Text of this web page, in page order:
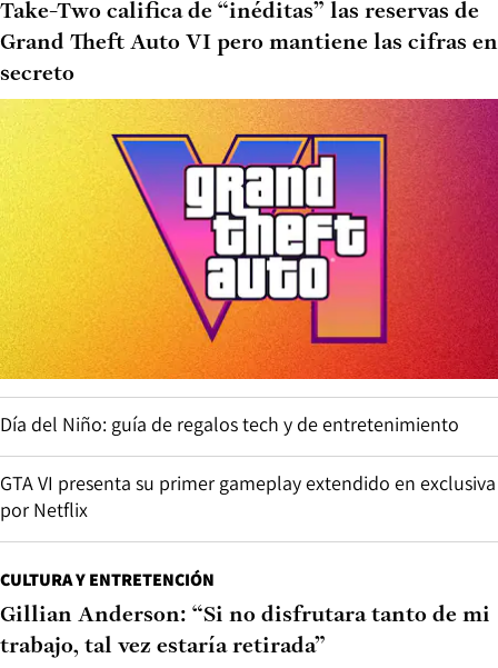
Take-Two califica de “inéditas” las reservas de
Grand Theft Auto VI pero mantiene las cifras en
secreto
Día del Niño: guía de regalos tech y de entretenimiento
GTA VI presenta su primer gameplay extendido en exclusiva
por Netflix
CULTURA Y ENTRETENCIÓN
Gillian Anderson: “Si no disfrutara tanto de mi
trabajo, tal vez estaría retirada”